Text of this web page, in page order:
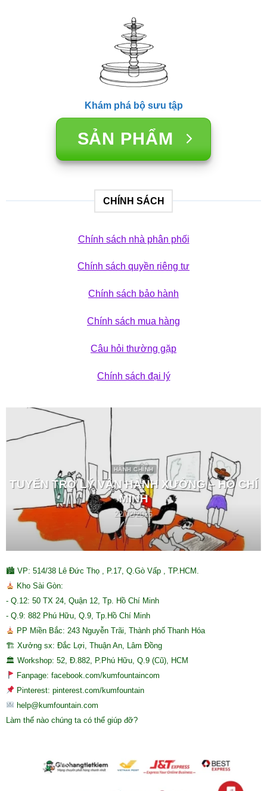
Khám phá bộ sưu tập
SẢN PHẨM
CHÍNH SÁCH
Chính sách nhà phân phối
Chính sách quyền riêng tư
Chính sách bảo hành
Chính sách mua hàng
Câu hỏi thường gặp
Chính sách đại lý
HÀNH CHÍNH
TUYỂN TRỢ LÝ VẬN HÀNH XƯỞNG – HỒ CHÍ
MINH
22/02/2026
🏙 VP: 514/38 Lê Đức Thọ , P.17, Q.Gò Vấp , TP.HCM.
Kho Sài Gòn:
- Q.12: 50 TX 24, Quận 12, Tp. Hồ Chí Minh
- Q.9: 882 Phú Hữu, Q.9, Tp.Hồ Chí Minh
PP Miền Bắc: 243 Nguyễn Trãi, Thành phố Thanh Hóa
🏗 Xưởng sx: Đắc Lợi, Thuận An, Lâm Đồng
🏛 Workshop: 52, Đ.882, P.Phú Hữu, Q.9 (Cũ), HCM
Fanpage: facebook.com/kumfountaincom
Pinterest: pinterest.com/kumfountain
help@kumfountain.com
Làm thế nào chúng ta có thể giúp đỡ?